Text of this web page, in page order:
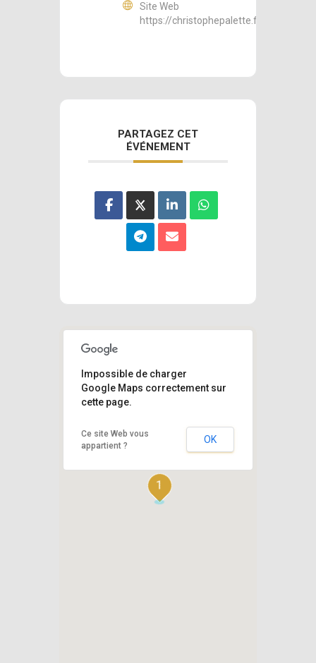
Site Web
https://christophepalette.fr
PARTAGEZ CET
ÉVÉNEMENT
1
Impossible de charger
Google Maps correctement sur
cette page.
Ce site Web vous
appartient ?
OK